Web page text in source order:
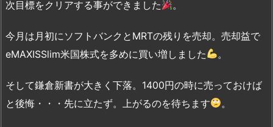
次目標をクリアする事ができました
。
今月は月初にソフトバンクとMRTの残りを売却。売却益で
eMAXISSlim米国株式を多めに買い増しました
。
そして鎌倉新書が大きく下落。1400円の時に売っておけば
と後悔・・・先に立たず。上がるのを待ちます
。